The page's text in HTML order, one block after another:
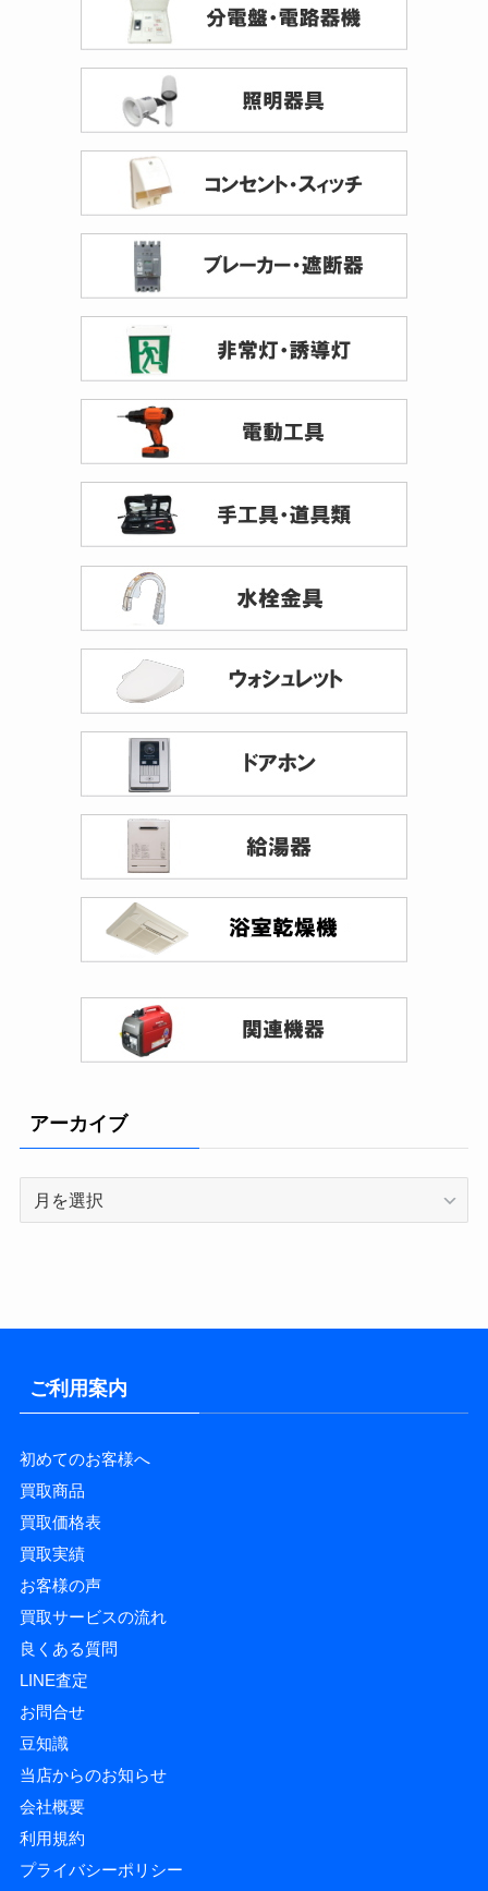
アーカイブ
ご利用案内
初めてのお客様へ
買取商品
買取価格表
買取実績
お客様の声
買取サービスの流れ
良くある質問
LINE査定
お問合せ
豆知識
当店からのお知らせ
会社概要
利用規約
プライバシーポリシー